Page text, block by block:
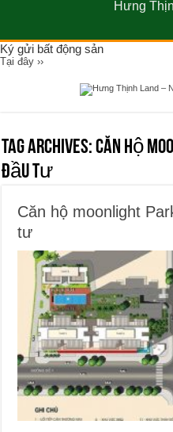
Ký gửi bất động sản
Tại đây ››
Tag Archives:Căn hộ
đầu tư
Căn hộ moonlight
tư
Hưng